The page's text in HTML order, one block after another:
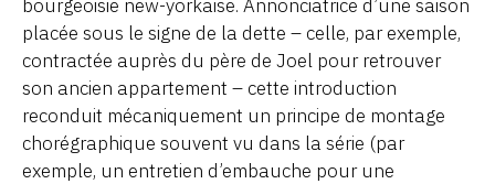
bourgeoisie new-yorkaise. Annonciatrice d’une saison
placée sous le signe de la dette – celle, par exemple,
contractée auprès du père de Joel pour retrouver
son ancien appartement – cette introduction
reconduit mécaniquement un principe de montage
chorégraphique souvent vu dans la série (par
exemple, un entretien d’embauche pour une